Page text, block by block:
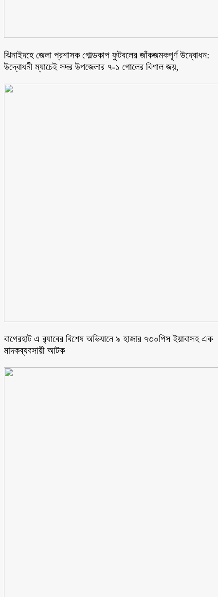
ঝিনাইদহে জেলা প্রশাসক গোল্ডকাপ ফুটবলের জাঁকজমকপূর্ণ উদ্বোধন:
উদ্বোধনী ম্যাচেই সদর উপজেলার ৭-১ গোলের বিশাল জয়,
বাগেরহাট এ র‌্যাবের বিশেষ অভিযানে ৯ হাজার ৭৩০পিস ইয়াবাসহ এক
মাদকব্যবসায়ী আটক